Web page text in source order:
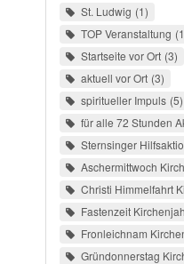
St. Ludwig 1
TOP Veranstaltung 1
Startseite vor Ort 3
aktuell vor Ort 3
spiritueller Impuls 5
für alle 72 Stunden
Sternsinger
Aschermittwoch
Christi Himmelfahrt
Fastenzeit
Fronleichnam
Gründonnerstag